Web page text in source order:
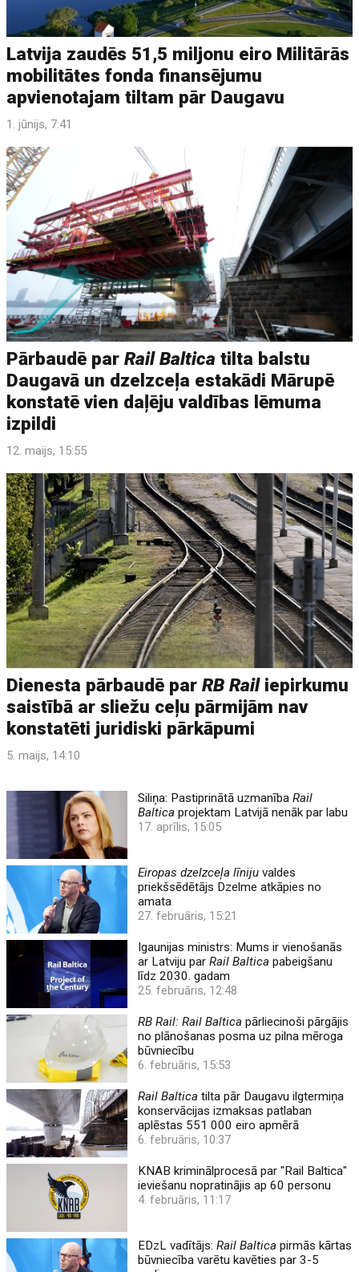
Latvija zaudēs 51,5 miljonu eiro Militārās
mobilitātes fonda finansējumu
apvienotajam tiltam pār Daugavu
1. jūnijs, 7:41
Pārbaudē parRail Baltica tilta balstu
Daugavā un dzelzceļa estakādi Mārupē
konstatē vien daļēju valdības lēmuma
izpildi
12. maijs, 15:55
Dienesta pārbaudē parRB Railiepirkumu
saistībā ar sliežu ceļu pārmijām nav
konstatēti juridiski pārkāpumi
5. maijs, 14:10
Siliņa: Pastiprinātā uzmanībaRail
Baltica projektam Latvijā nenāk par labu
17. aprīlis, 15:05
Eiropas dzelzceļa līniju valdes
priekšsēdētājs Dzelme atkāpies no
amata
27. februāris, 15:21
Igaunijas ministrs: Mums ir vienošanās
ar Latviju parRail Baltica pabeigšanu
līdz 2030. gadam
25. februāris, 12:48
RB Rail: Rail Baltica pārliecinoši pārgājis
no plānošanas posma uz pilna mēroga
būvniecību
6. februāris, 15:53
Rail Baltica tilta pār Daugavu ilgtermiņa
konservācijas izmaksas patlaban
aplēstas 551 000 eiro apmērā
6. februāris, 10:37
KNAB kriminālprocesā par "Rail Baltica"
ieviešanu nopratinājis ap 60 personu
4. februāris, 11:17
EDzL vadītājs:Rail Baltica pirmās kārtas
būvniecība varētu kavēties par 3-5